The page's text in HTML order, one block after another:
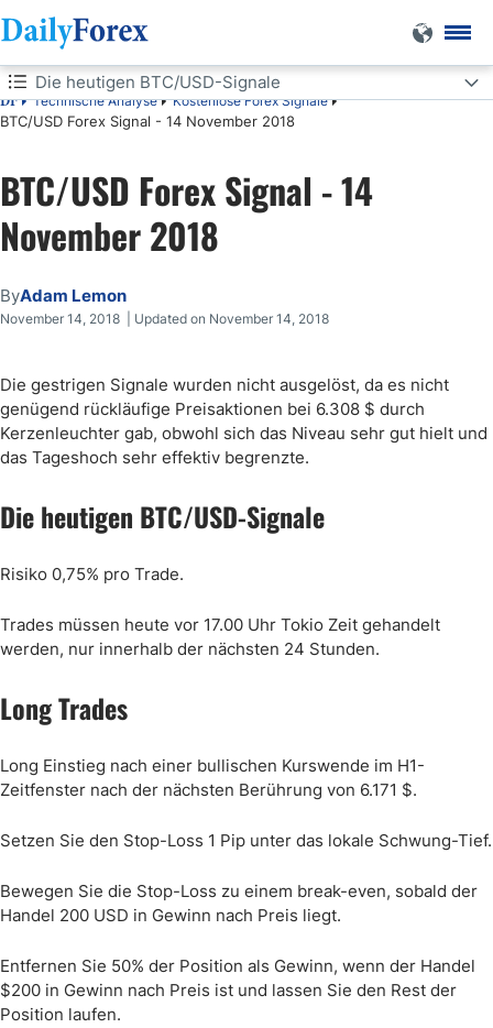
DF Technische Analyse Kostenlose Forex Signale
BTC/USD Forex Signal - 14 November 2018
Die heutigen BTC/USD-Signale
Die heutigen BTC/USD-Signale
Long Trades
Short Trades
BTC/USD Forex Signal - 14
November 2018
ByAdam Lemon
November 14, 2018 | Updated on November 14, 2018
Die gestrigen Signale wurden nicht ausgelöst, da es nicht
genügend rückläufige Preisaktionen bei 6.308 $ durch
Kerzenleuchter gab, obwohl sich das Niveau sehr gut hielt und
das Tageshoch sehr effektiv begrenzte.
Die heutigen BTC/USD-Signale
Risiko 0,75% pro Trade.
Trades müssen heute vor 17.00 Uhr Tokio Zeit gehandelt
werden, nur innerhalb der nächsten 24 Stunden.
Long Trades
Long Einstieg nach einer bullischen Kurswende im H1-
Zeitfenster nach der nächsten Berührung von 6.171 $.
Setzen Sie den Stop-Loss 1 Pip unter das lokale Schwung-Tief.
Bewegen Sie die Stop-Loss zu einem break-even, sobald der
Handel 200 USD in Gewinn nach Preis liegt.
Entfernen Sie 50% der Position als Gewinn, wenn der Handel
$200 in Gewinn nach Preis ist und lassen Sie den Rest der
Position laufen.